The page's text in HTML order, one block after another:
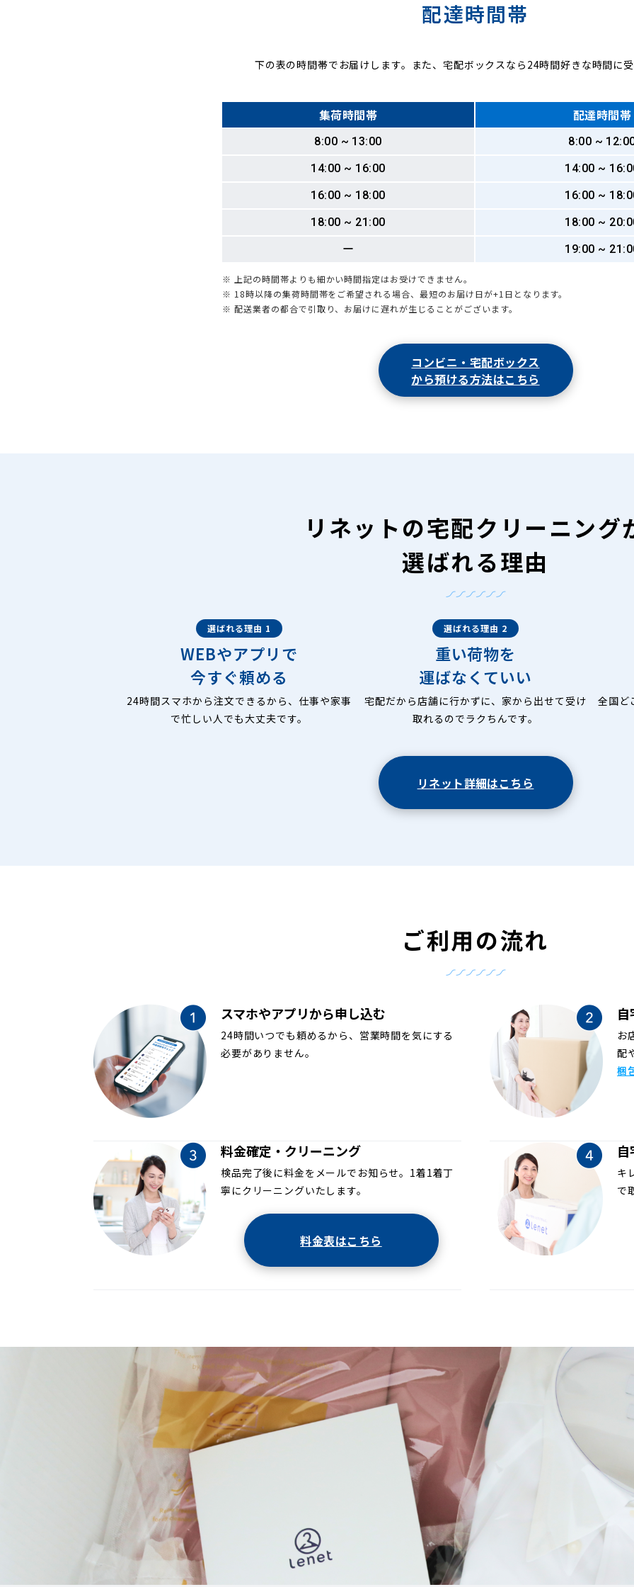
配達時間帯
下の表の時間帯でお届けします。また、宅配ボックスなら24時間好きな時間に受
集荷時間帯 配達時間帯
8:00 ~ 13:00
8:00 ~
14:00 ~ 16:00
14:00 ~
16:00 ~ 18:00
16:00 ~
18:00 ~ 21:00
18:00 ~
ー
19:00 ~
※ 上記の時間帯よりも細かい時間指定はお受けできません。
※ 18時以降の集荷時間帯をご希望される場合、最短のお届け日が+1日となります。
※ 配送業者の都合で引取り、お届けに遅れが生じることがございます。
コンビニ・宅配ボックス
から預ける方法はこちら
リネットの宅配クリーニング
選ばれる理由
選ばれる理由 1
WEBやアプリで
今すぐ頼める
24時間スマホから注文できるから、仕事や家事
で忙しい人でも大丈夫です。
選ばれる理由 2
重い荷物を
運ばなくていい
宅配だから店舗に行かずに、家から出せて受け
取れるのでラクちんです。
全国ど
リネット詳細はこちら
ご利用の流れ
スマホやアプリから申し込む
24時間いつでも頼めるから、営業時間を気にする
必要がありません。
お
配
梱
料金確定・クリーニング
検品完了後に料金をメールでお知らせ。1着1着丁
寧にクリーニングいたします。
料金表はこちら
キ
で